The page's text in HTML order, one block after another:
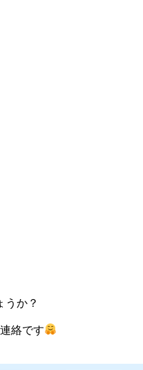
うか？
絡です